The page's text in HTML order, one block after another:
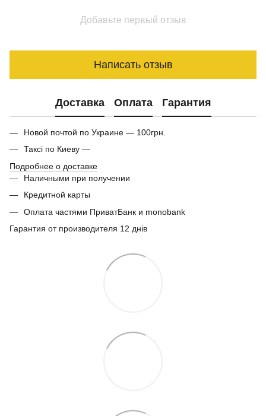
Добавьте первый отзыв
Написать отзыв
Доставка Оплата Гарантия
Новой почтой по Украине — 100грн.
Таксі по Киеву —
Подробнее о доставке
Наличными при получении
Кредитной карты
Оплата частями ПриватБанк и monobank
Гарантия от производителя 12 днів